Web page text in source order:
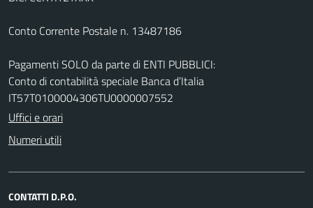
Conto Corrente Postale n. 13487186
Pagamenti SOLO da parte di ENTI PUBBLICI:
Conto di contabilità speciale Banca d’Italia
IT57T0100004306TU0000007552
Uffici e orari
Numeri utili
CONTATTI D.P.O.